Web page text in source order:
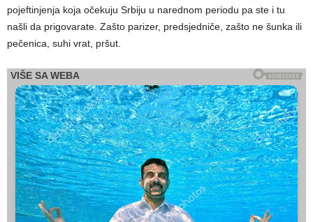
pojeftinjenja koja očekuju Srbiju u narednom periodu pa ste i tu
našli da prigovarate. Zašto parizer, predsjedniče, zašto ne šunka ili
pečenica, suhi vrat, pršut.